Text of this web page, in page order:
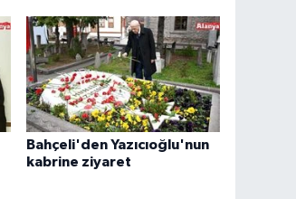
Bahçeli'den Yazıcıoğlu'nun
kabrine ziyaret